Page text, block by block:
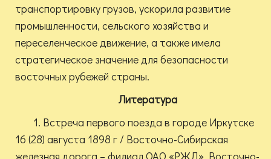
транспортировку грузов, ускорила развитие
промышленности, сельского хозяйства и
переселенческое движение, а также имела
стратегическое значение для безопасности
восточных рубежей страны.
Литература
1. Встреча первого поезда в городе Иркутске
16 (28) августа 1898 г / Восточно-Сибирская